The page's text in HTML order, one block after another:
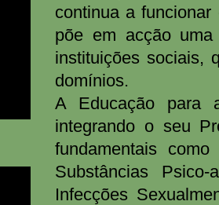
continua a
põe em acção
instituições sociais,
domínios.
A Educação para
integrando o seu
fundamentais
Substâncias
Infecções